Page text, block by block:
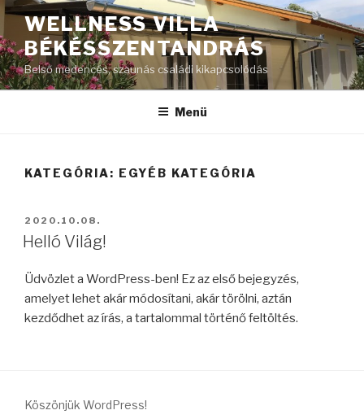
Tartalomhoz
WELLNESS VILLA
BÉKÉSSZENTANDRÁS
Belső medencés, szaunás családi kikapcsolódás
Menü
KATEGÓRIA: EGYÉB KATEGÓRIA
BEKÜLDVE:
2020.10.08.
Helló Világ!
Üdvözlet a WordPress-ben! Ez az első bejegyzés,
amelyet lehet akár módosítani, akár törölni, aztán
kezdődhet az írás, a tartalommal történő feltöltés.
Köszönjük WordPress!